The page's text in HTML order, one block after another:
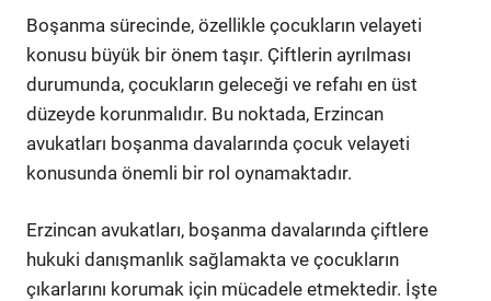
Boşanma sürecinde, özellikle çocukların velayeti
konusu büyük bir önem taşır. Çiftlerin ayrılması
durumunda, çocukların geleceği ve refahı en üst
düzeyde korunmalıdır. Bu noktada, Erzincan
avukatları boşanma davalarında çocuk velayeti
konusunda önemli bir rol oynamaktadır.
Erzincan avukatları, boşanma davalarında çiftlere
hukuki danışmanlık sağlamakta ve çocukların
çıkarlarını korumak için mücadele etmektedir. İşte